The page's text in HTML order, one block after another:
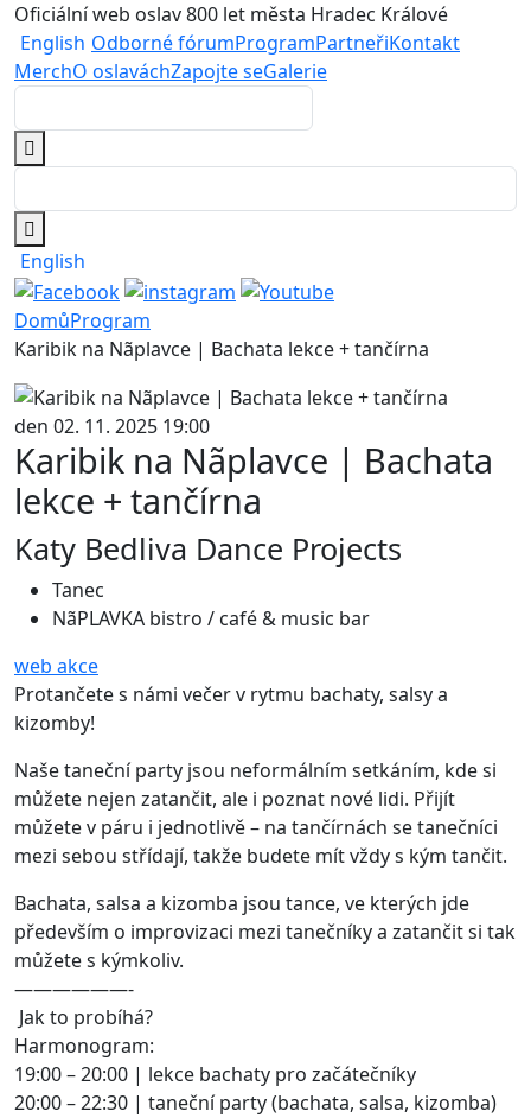
Oficiální web oslav 800 let města Hradec Králové
English Odborné fórumProgramPartneřiKontakt
MerchO oslaváchZapojte seGalerie
English
DomůProgram
Karibik na Nãplavce | Bachata lekce + tančírna
den 02. 11. 2025 19:00
Karibik na Nãplavce | Bachata
lekce + tančírna
Katy Bedliva Dance Projects
Tanec
NãPLAVKA bistro / café & music bar
web akce
Protančete s námi večer v rytmu bachaty, salsy a
kizomby!
Naše taneční party jsou neformálním setkáním, kde si
můžete nejen zatančit, ale i poznat nové lidi. Přijít
můžete v páru i jednotlivě – na tančírnách se tanečníci
mezi sebou střídají, takže budete mít vždy s kým tančit.
Bachata, salsa a kizomba jsou tance, ve kterých jde
především o improvizaci mezi tanečníky a zatančit si tak
můžete s kýmkoliv.
——————-
Jak to probíhá?
Harmonogram:
19:00 – 20:00 | lekce bachaty pro začátečníky
20:00 – 22:30 | taneční party (bachata, salsa, kizomba)